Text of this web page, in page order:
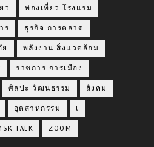
ว ท่องเที่ยว โรงแรม
ร ธุรกิจ การตลาด
พลังงาน สิ่งแวดล้อม
ราชการ การเมือง
ศิลปะ วัฒนธรรม สังคม
อุตสาหกรรม เ
TALK ZOOM